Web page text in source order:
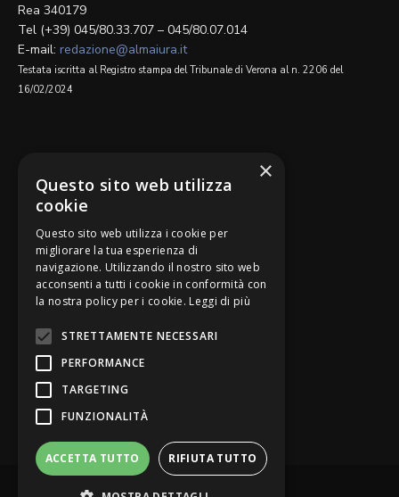
Rea 340179
Tel (+39) 045/80.33.707 – 045/80.07.014
E-mail: redazione@almaiura.it
Testata iscritta al Registro stampa del Tribunale di Verona al n. 2206 del
16/02/2024
Be Bankers è ideato da
×
Questo sito web utilizza
cookie
Questo sito web utilizza i cookie per
migliorare la tua esperienza di
navigazione. Utilizzando il nostro sito web
acconsenti a tutti i cookie in conformità con
la nostra policy per i cookie. Leggi di più
STRETTAMENTE NECESSARI
PERFORMANCE
TARGETING
FUNZIONALITÀ
ACCETTA TUTTO RIFIUTA TUTTO